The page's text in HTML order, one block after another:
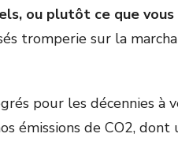
ou plutôt ce que vous
tromperie sur la
pour les décennies à
émissions de CO2,